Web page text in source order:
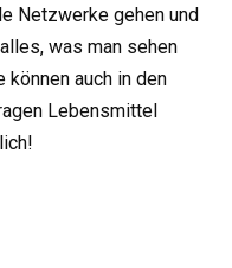
Netzwerke gehen und
was man sehen
auch in den
Lebensmittel